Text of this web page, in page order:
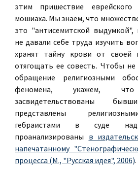
этим пришествие еврейского
мошиаха. Мы знаем, что
это "антисемитской выдумкой",
не давали себе труда изучить
хранят тайну крови от своей
отягощать ее совесть. Чтобы
обращение религиозными
феномена, укажем,
засвидетельствованы
представлены
гебраистами в суде
проанализированы в
напечатанному
процесса (М., "Русская идея", 2006).